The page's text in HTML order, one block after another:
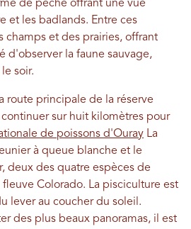
de pêche offrant une vue
et les badlands. Entre ces
champs et des prairies, offrant
d'observer la faune sauvage,
soir.
route principale de la réserve
sur huit kilomètres pour
de poissons d'Ouray La
à queue blanche et le
deux des quatre espèces de
Colorado. La pisciculture est
lever au coucher du soleil.
des plus beaux panoramas, il est